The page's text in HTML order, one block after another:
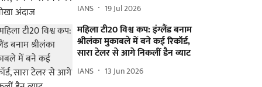
IANS 19 Jul 2026
महिला टी20 विश्व कप: इंग्लैंड बनाम
श्रीलंका मुकाबले में बने कई रिकॉर्ड,
सारा टेलर से आगे निकलीं डैन व्याट
IANS 13 Jun 2026